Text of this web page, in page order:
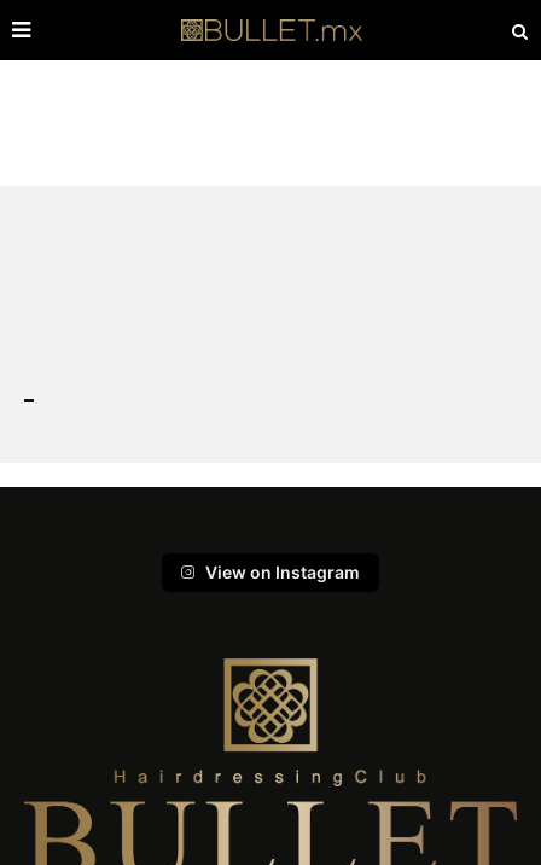
View on Instagram